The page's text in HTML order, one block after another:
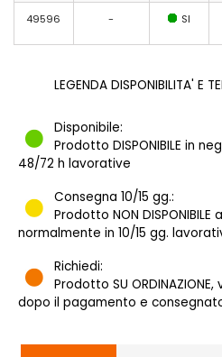
49596 - SI
LEGENDA DISPONIBILITA' E
Disponibile:
Prodotto DISPONIBILE in
48/72 h lavorative
Consegna 10/15 gg.:
Prodotto NON
normalmente in 10/15 gg.
Richiedi:
Prodotto SU
dopo il pagamento e consegnato